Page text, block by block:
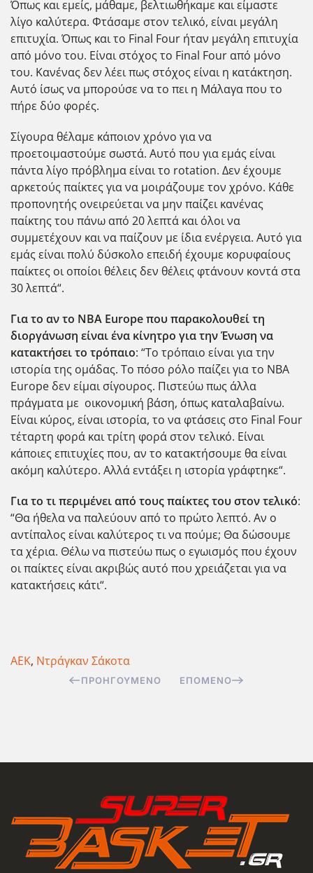
Όπως και εμείς, μάθαμε, βελτιωθήκαμε και είμαστε
λίγο καλύτερα. Φτάσαμε στον τελικό, είναι μεγάλη
επιτυχία. Όπως και το Final Four ήταν μεγάλη επιτυχία
από μόνο του. Είναι στόχος το Final Four από μόνο
του. Κανένας δεν λέει πως στόχος είναι η κατάκτηση.
Αυτό ίσως να μπορούσε να το πει η Μάλαγα που το
πήρε δύο φορές.
Σίγουρα θέλαμε κάποιον χρόνο για να
προετοιμαστούμε σωστά. Αυτό που για εμάς είναι
πάντα λίγο πρόβλημα είναι το rotation. Δεν έχουμε
αρκετούς παίκτες για να μοιράζουμε τον χρόνο. Κάθε
προπονητής ονειρεύεται να μην παίζει κανένας
παίκτης του πάνω από 20 λεπτά και όλοι να
συμμετέχουν και να παίζουν με ίδια ενέργεια. Αυτό για
εμάς είναι πολύ δύσκολο επειδή έχουμε κορυφαίους
παίκτες οι οποίοι θέλεις δεν θέλεις φτάνουν κοντά στα
30 λεπτά“.
Για το αν το NBA Europe που παρακολουθεί τη
διοργάνωση είναι ένα κίνητρο για την Ένωση να
κατακτήσει το τρόπαιο: “Το τρόπαιο είναι για την
ιστορία της ομάδας. Το πόσο ρόλο παίζει για το NBA
Europe δεν είμαι σίγουρος. Πιστεύω πως άλλα
πράγματα με οικονομική βάση, όπως καταλαβαίνω.
Είναι κύρος, είναι ιστορία, το να φτάσεις στο Final Four
τέταρτη φορά και τρίτη φορά στον τελικό. Είναι
κάποιες επιτυχίες που, αν το κατακτήσουμε θα είναι
ακόμη καλύτερο. Αλλά εντάξει η ιστορία γράφτηκε“.
Για το τι περιμένει από τους παίκτες του στον τελικό:
“Θα ήθελα να παλεύουν από το πρώτο λεπτό. Αν ο
αντίπαλος είναι καλύτερος τι να πούμε; Θα δώσουμε
τα χέρια. Θέλω να πιστεύω πως ο εγωισμός που έχουν
οι παίκτες είναι ακριβώς αυτό που χρειάζεται για να
κατακτήσεις κάτι“.
ΑΕΚ, Ντράγκαν Σάκοτα
ΠΡΟΗΓΟΎΜΕΝΟ ΕΠΌΜΕΝΟ